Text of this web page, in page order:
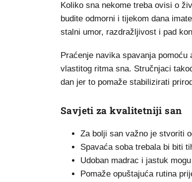
Koliko sna nekome treba ovisi o
budite odmorni i tijekom dana
stalni umor, razdražljivost i pad
Praćenje navika spavanja
vlastitog ritma sna. Stručnjaci
dan jer to pomaže stabilizirati
Savjeti za kvalitetniji san
Za bolji san važno je stvoriti
Spavaća soba trebala bi biti
Udoban madrac i jastuk
Pomaže opuštajuća rutina